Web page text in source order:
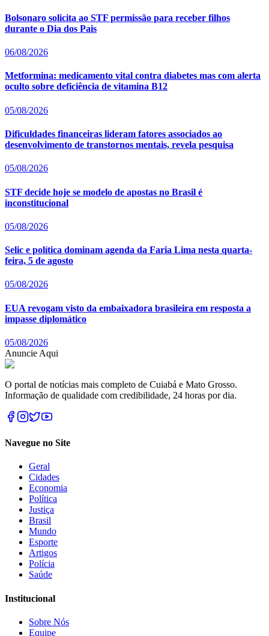
Bolsonaro solicita ao STF permissão para receber filhos
durante o Dia dos Pais
06/08/2026
Metformina: medicamento vital contra diabetes mas com alerta
oculto sobre deficiência de vitamina B12
05/08/2026
Dificuldades financeiras lideram fatores associados ao
desenvolvimento de transtornos mentais, revela pesquisa
05/08/2026
STF decide hoje se modelo de apostas no Brasil é
inconstitucional
05/08/2026
Selic e política dominam agenda da Faria Lima nesta quarta-
feira, 5 de agosto
05/08/2026
EUA revogam visto da embaixadora brasileira em resposta a
impasse diplomático
05/08/2026
Anuncie Aqui
O portal de notícias mais completo de Cuiabá e Mato Grosso.
Informação de qualidade com credibilidade, 24 horas por dia.
Navegue no Site
Geral
Cidades
Economia
Política
Justiça
Brasil
Mundo
Esporte
Artigos
Polícia
Saúde
Institucional
Sobre Nós
Equipe